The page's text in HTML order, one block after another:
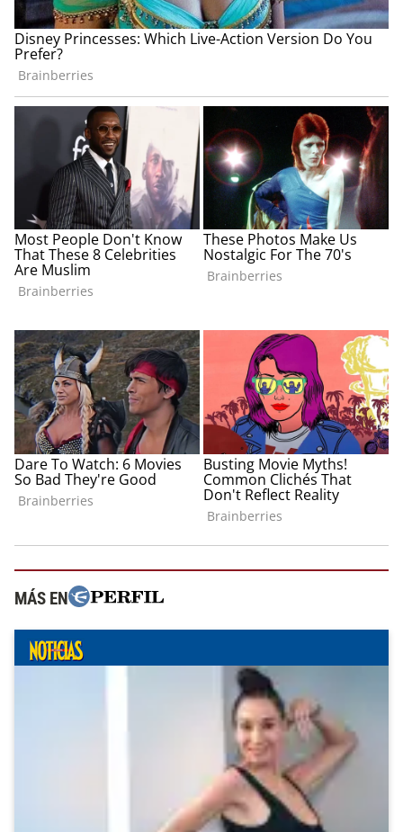
MÁS EN